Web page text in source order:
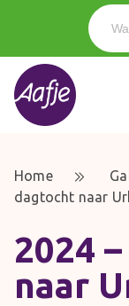
Home
dagtocht naar
2024
naar